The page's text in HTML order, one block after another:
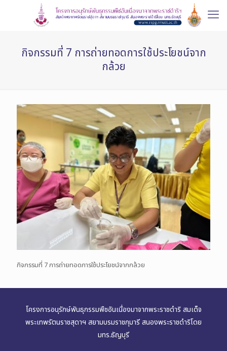
กิจกรรมที่ 7 การถ่ายทอดการใช้ประโยชน์จาก
กล้วย
กิจกรรมที่ 7 การถ่ายทอดการใช้ประโยชน์จากกล้วย
โครงการอนุรักษ์พันธุกรรมพืชอันเนื่องมาจากพระราชดำริ สมเด็จ
พระเทพรัตนราชสุดาฯ สยามบรมราชกุมารี สนองพระราชดำริโดย
มทร.ธัญบุรี